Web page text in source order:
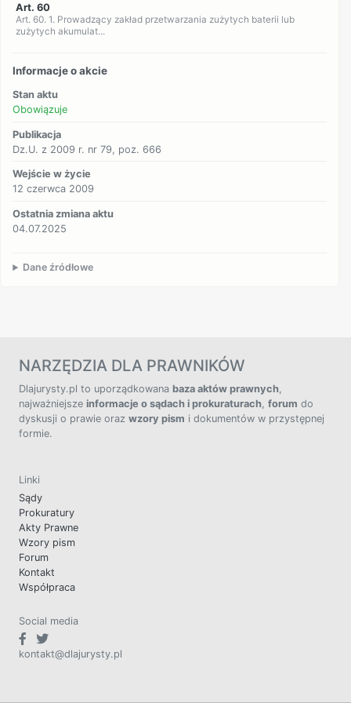
Art. 60
Art. 60. 1. Prowadzący zakład przetwarzania zużytych baterii lub
zużytych akumulat...
Informacje o akcie
Stan aktu
Obowiązuje
Publikacja
Dz.U. z 2009 r. nr 79, poz. 666
Wejście w życie
12 czerwca 2009
Ostatnia zmiana aktu
04.07.2025
Dane źródłowe
NARZĘDZIA DLA PRAWNIKÓW
Dlajurysty.pl to uporządkowana baza aktów prawnych,
najważniejsze informacje o sądach i prokuraturach, forum do
dyskusji o prawie oraz wzory pism i dokumentów w przystępnej
formie.
Linki
Sądy
Prokuratury
Akty Prawne
Wzory pism
Forum
Kontakt
Współpraca
Social media
kontakt@dlajurysty.pl